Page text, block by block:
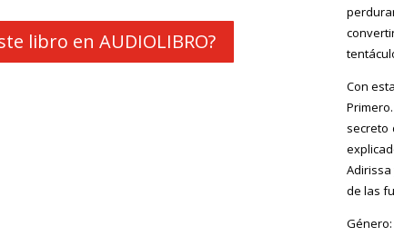
libro en AUDIOLIBRO?
Con
secreto
de las